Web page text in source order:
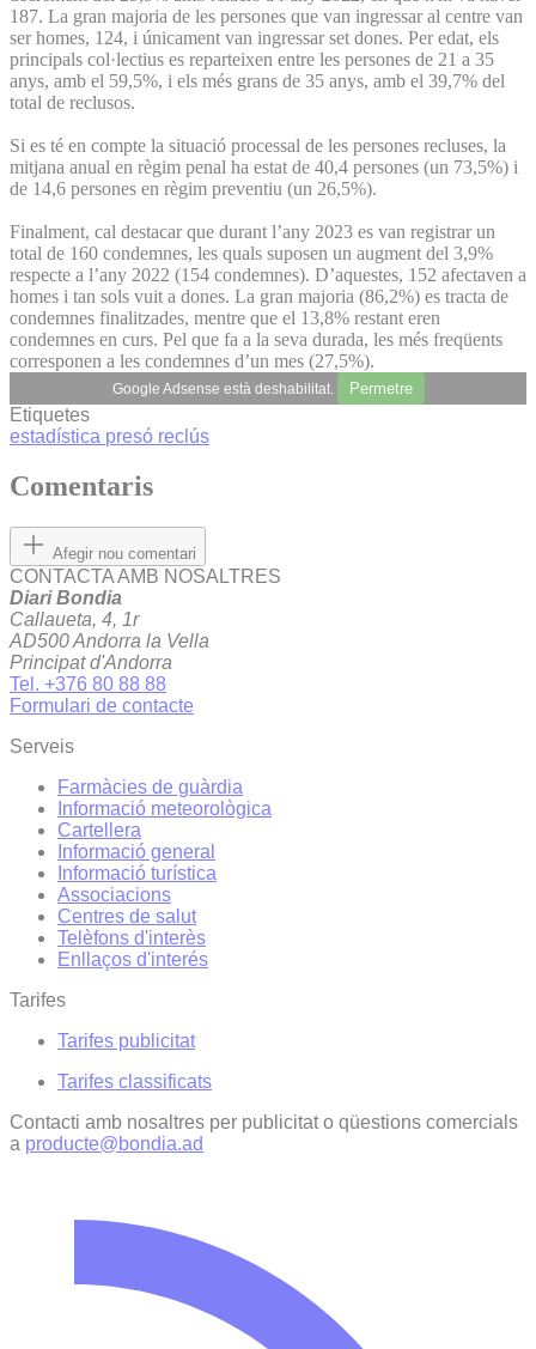
187. La gran majoria de les persones que van ingressar al centre van
ser homes, 124, i únicament van ingressar set dones. Per edat, els
principals col·lectius es reparteixen entre les persones de 21 a 35
anys, amb el 59,5%, i els més grans de 35 anys, amb el 39,7% del
total de reclusos.
Si es té en compte la situació processal de les persones recluses, la
mitjana anual en règim penal ha estat de 40,4 persones (un 73,5%) i
de 14,6 persones en règim preventiu (un 26,5%).
Finalment, cal destacar que durant l’any 2023 es van registrar un
total de 160 condemnes, les quals suposen un augment del 3,9%
respecte a l’any 2022 (154 condemnes). D’aquestes, 152 afectaven a
homes i tan sols vuit a dones. La gran majoria (86,2%) es tracta de
condemnes finalitzades, mentre que el 13,8% restant eren
condemnes en curs. Pel que fa a la seva durada, les més freqüents
corresponen a les condemnes d’un mes (27,5%).
Google Adsense està deshabilitat. Permetre
Etiquetes
estadística presó reclús
Comentaris
Afegir nou comentari
CONTACTA AMB NOSALTRES
Diari Bondia
Callaueta, 4, 1r
AD500 Andorra la Vella
Principat d'Andorra
Tel. +376 80 88 88
Formulari de contacte
Serveis
Farmàcies de guàrdia
Informació meteorològica
Cartellera
Informació general
Informació turística
Associacions
Centres de salut
Telèfons d'interès
Enllaços d'interés
Tarifes
Tarifes publicitat
Tarifes classificats
Contacti amb nosaltres per publicitat o qüestions comercials
a producte@bondia.ad